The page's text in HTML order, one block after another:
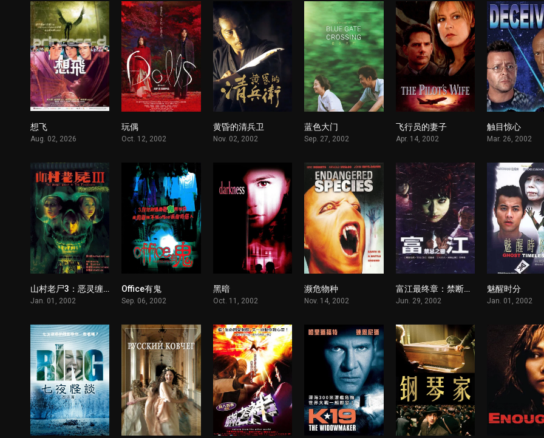
想飞
Aug. 02, 2026
玩偶
Oct. 12, 2002
黄昏的清兵卫
Nov. 02, 2002
蓝色大门
Sep. 27, 2002
飞行员的妻子
Apr. 14, 2002
触目惊心
Mar. 26, 2002
1山村老尸3：恶灵缠身
Jan. 01, 2002
Office有鬼
Sep. 06, 2002
黑暗
Oct. 11, 2002
濒危物种
Nov. 14, 2002
1
富江最终章：禁断的果实
Jun. 29, 2002
魅醒时分
Jan. 01, 2002